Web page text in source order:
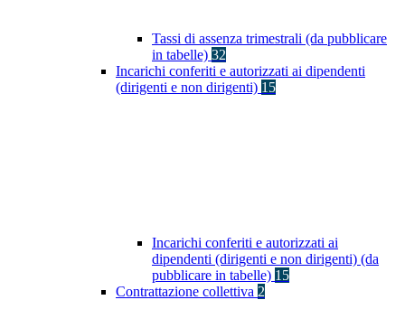
Tassi di assenza trimestrali (da pubblicare
in tabelle) 32
Incarichi conferiti e autorizzati ai dipendenti
(dirigenti e non dirigenti) 15
Incarichi conferiti e autorizzati ai
dipendenti (dirigenti e non dirigenti) (da
pubblicare in tabelle) 15
Contrattazione collettiva 2